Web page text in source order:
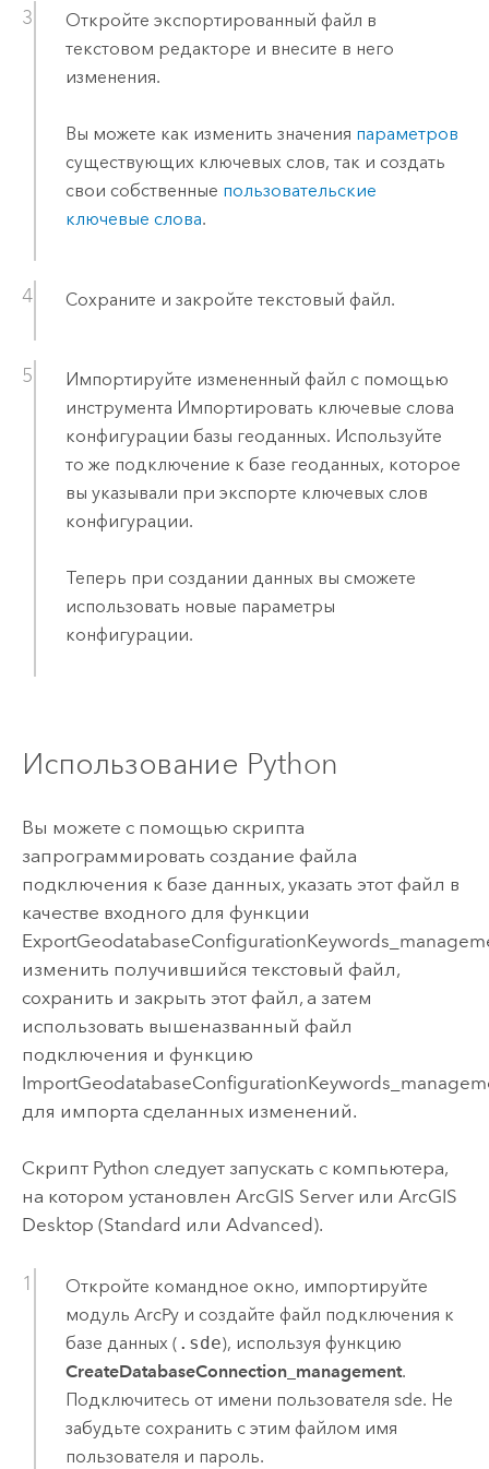
Откройте экспортированный файл в
текстовом редакторе и внесите в него
изменения.
Вы можете как изменить значения параметров
существующих ключевых слов, так и создать
свои собственные пользовательские
ключевые слова.
Сохраните и закройте текстовый файл.
Импортируйте измененный файл с помощью
инструмента Импортировать ключевые слова
конфигурации базы геоданных. Используйте
то же подключение к базе геоданных, которое
вы указывали при экспорте ключевых слов
конфигурации.
Теперь при создании данных вы сможете
использовать новые параметры
конфигурации.
Использование Python
Вы можете с помощью скрипта
запрограммировать создание файла
подключения к базе данных, указать этот файл в
качестве входного для функции
изменить получившийся текстовый файл,
сохранить и закрыть этот файл, а затем
использовать вышеназванный файл
подключения и функцию
для импорта сделанных изменений.
Скрипт Python следует запускать с компьютера,
на котором установлен ArcGIS Serverили ArcGIS
Desktop (Standard или Advanced).
Откройте командное окно, импортируйте
модуль ArcPy и создайте файл подключения к
базе данных ( .sde), используя функцию
CreateDatabaseConnection_management.
Подключитесь от имени пользователя sde. Не
забудьте сохранить с этим файлом имя
пользователя и пароль.